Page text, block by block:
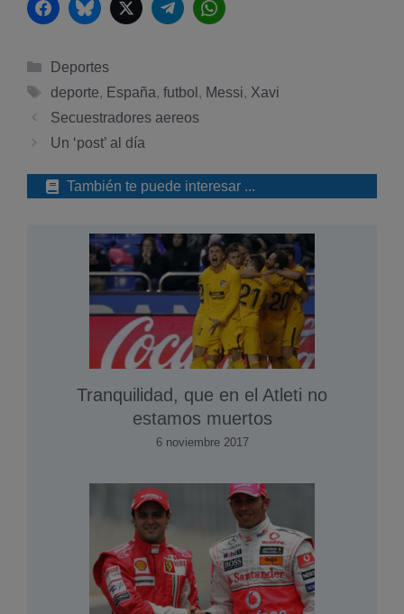
FacebookBluesky Twitter Telegram
Categorías
Deportes
Etiquetas
deporte, España, futbol , Messi, Xavi
Secuestradores aereos
Un ‘post’ al dí­a
También te puede interesar ...
Tranquilidad, que en el Atleti no
estamos muertos
6 noviembre 2017